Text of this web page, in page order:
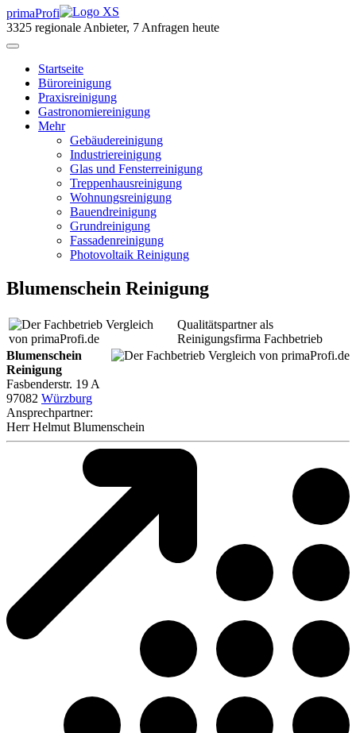
primaProfi
3325 regionale Anbieter, 7 Anfragen heute
Startseite
Büroreinigung
Praxisreinigung
Gastronomiereinigung
Mehr
Gebäudereinigung
Industriereinigung
Glas und Fensterreinigung
Treppenhausreinigung
Wohnungsreinigung
Bauendreinigung
Grundreinigung
Fassadenreinigung
Photovoltaik Reinigung
Blumenschein Reinigung
Qualitätspartner als
Reinigungsfirma Fachbetrieb
Blumenschein
Reinigung
Fasbenderstr. 19 A
97082 Würzburg
Ansprechpartner:
HerrHelmut Blumenschein